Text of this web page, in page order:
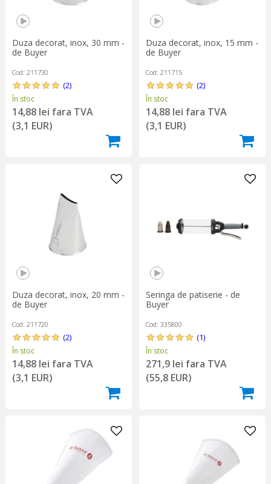
Duza decorat, inox, 30 mm -
de Buyer
Cod: 211730
(2)
În stoc
14,88 lei fara TVA
(3,1 EUR)
Duza decorat, inox, 15 mm -
de Buyer
Cod: 211715
(2)
În stoc
14,88 lei fara TVA
(3,1 EUR)
Duza decorat, inox, 20 mm -
de Buyer
Cod: 211720
(2)
În stoc
14,88 lei fara TVA
(3,1 EUR)
Seringa de patiserie - de
Buyer
Cod: 335800
(1)
În stoc
271,9 lei fara TVA
(55,8 EUR)